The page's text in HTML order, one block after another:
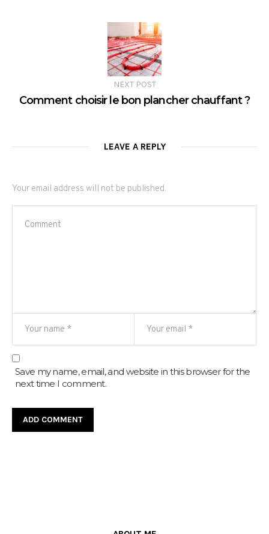
NEXT POST
Comment choisir le bon plancher chauffant ?
LEAVE A REPLY
Your email address will not be published.
Save my name, email, and website in this browser for the
next time I comment.